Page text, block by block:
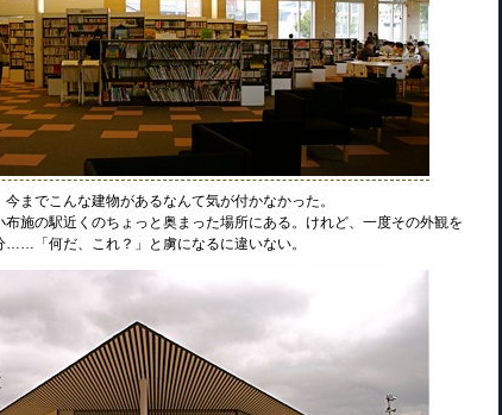
までこんな建物があるなんて気が付かなかった。
布施の駅近くのちょっと奥まった場所にある。けれど、一度その外観を
……「何だ、これ？」と虜になるに違いない。